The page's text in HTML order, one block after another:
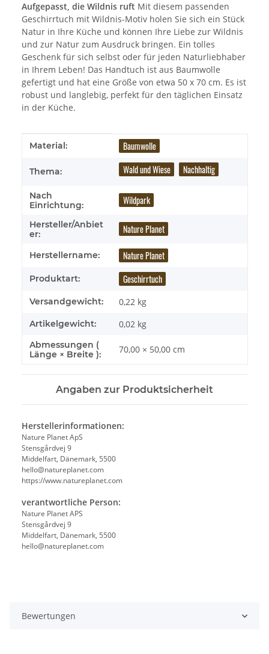
Aufgepasst, die Wildnis ruft Mit diesem passenden
Geschirrtuch mit Wildnis-Motiv holen Sie sich ein Stück
Natur in Ihre Küche und können Ihre Liebe zur Wildnis
und zur Natur zum Ausdruck bringen. Ein tolles
Geschenk für sich selbst oder für jeden Naturliebhaber
in Ihrem Leben! Das Handtuch ist aus Baumwolle
gefertigt und hat eine Größe von etwa 50 x 70 cm. Es ist
robust und langlebig, perfekt für den täglichen Einsatz
in der Küche.
Produkteigenschaft
Wert
Material: Baumwolle
Thema: Wald und Wiese Nachhaltig
Nach
Einrichtung:
Wildpark
Hersteller/Anbiet
er:
Nature Planet
Herstellername: Nature Planet
Produktart: Geschirrtuch
Versandgewicht: 0,22 kg
Artikelgewicht: 0,02 kg
Abmessungen (
Länge × Breite ):
70,00 × 50,00 cm
Angaben zur Produktsicherheit
Herstellerinformationen:
Nature Planet ApS
Stensgårdvej 9
Middelfart, Dänemark, 5500
hello@natureplanet.com
https://www.natureplanet.com
verantwortliche Person:
Nature Planet APS
Stensgårdvej 9
Middelfart, Dänemark, 5500
hello@natureplanet.com
Bewertungen